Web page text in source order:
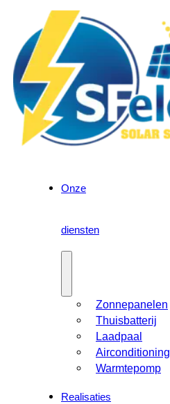
Onze
diensten
Zonnepanelen
Thuisbatterij
Laadpaal
Airconditioning
Warmtepomp
Realisaties